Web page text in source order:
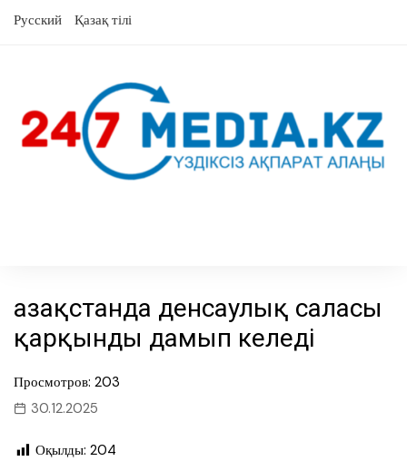
Русский Қазақ тілі
Қазақстанда денсаулық саласы
қарқынды дамып келеді
Просмотров: 203
30.12.2025
Оқылды: 204